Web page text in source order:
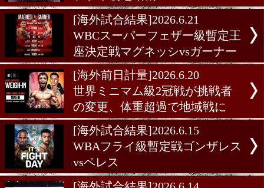
ー級王座統一戦ザヤスvsエ
前日計量
[海外試合結果]2026.6.24
IBFウェルター級戦クロッ
パロ
[海外前日計量]2026.6.23
IBFウェルター級戦クロッ
パロ